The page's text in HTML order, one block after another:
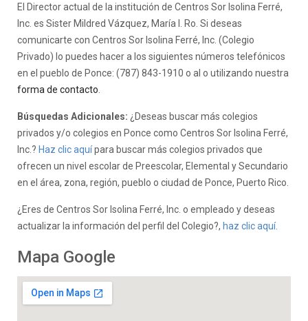
El Director actual de la institución de Centros Sor Isolina Ferré,
Inc. es Sister Mildred Vázquez, María I. Ro. Si deseas
comunicarte con Centros Sor Isolina Ferré, Inc. (Colegio
Privado) lo puedes hacer a los siguientes números telefónicos
en el pueblo de Ponce: (787) 843-1910 o al o utilizando nuestra
forma de contacto
Búsquedas Adicionales: ¿Deseas buscar más colegios
privados y/o colegios en Ponce como Centros Sor Isolina Ferré,
Inc.? Haz clic aquípara buscar más colegios privados que
ofrecen un nivel escolar de Preescolar, Elemental y Secundario
en el área, zona, región, pueblo o ciudad de Ponce, Puerto Rico.
¿Eres de Centros Sor Isolina Ferré, Inc. o empleado y deseas
actualizar la información del perfil del Colegio?, haz clic aquí.
Mapa Google